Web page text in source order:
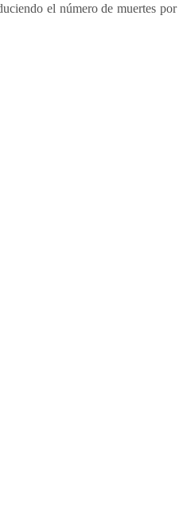
el número de muertes por